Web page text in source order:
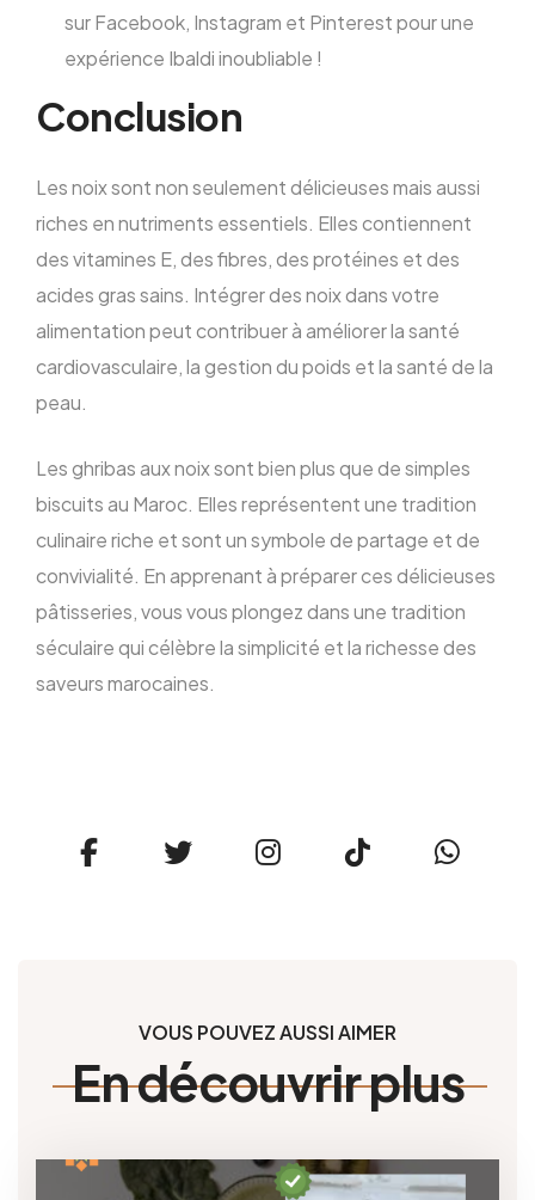
surFacebook, Instagram et Pinterestpour une
expérience Ibaldi inoubliable !
Conclusion
Les noix sont non seulement délicieuses mais aussi
riches en nutriments essentiels. Elles contiennent
des vitamines E, des fibres, des protéines et des
acides gras sains. Intégrer des noix dans votre
alimentation peut contribuer à améliorer la santé
cardiovasculaire, la gestion du poids et la santé de la
peau.
Les ghribas aux noix sont bien plus que de simples
biscuits au Maroc. Elles représentent une tradition
culinaire riche et sont un symbole de partage et de
convivialité. En apprenant à préparer ces délicieuses
pâtisseries, vous vous plongez dans une tradition
séculaire qui célèbre la simplicité et la richesse des
saveurs marocaines.
VOUS POUVEZ AUSSI AIMER
En découvrir plus